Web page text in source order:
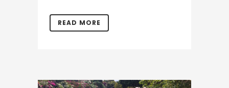
READ MORE